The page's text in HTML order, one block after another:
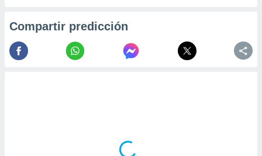
Compartir predicción